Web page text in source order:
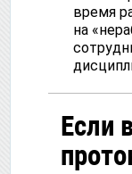
время
на
Если